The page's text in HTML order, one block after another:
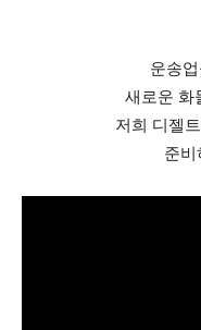
운송
새로운 화
저희 디젤
준